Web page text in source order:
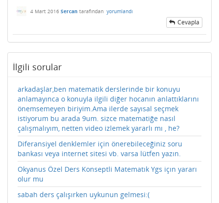
4 Mart 2016 Sercan tarafından yorumlandı
Cevapla
İlgili sorular
arkadaşlar,ben matematik derslerinde bir konuyu
anlamayınca o konuyla ilgili diğer hocanın anlattıklarını
önemsemeyen biriyim.Ama ilerde sayısal seçmek
istiyorum bu arada 9um. sizce matematiğe nasıl
çalışmalıyım, netten video izlemek yararlı mı , he?
Diferansiyel denklemler için önerebileceğiniz soru
bankası veya internet sitesi vb. varsa lütfen yazın.
Okyanus Özel Ders Konseptli Matematık Ygs içın yararı
olur mu
sabah ders çalışırken uykunun gelmesi:(